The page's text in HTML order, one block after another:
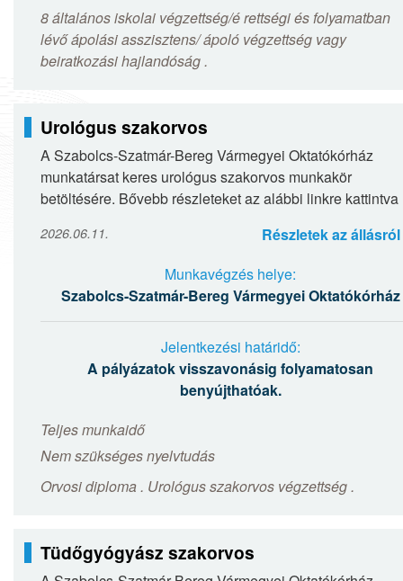
8 általános iskolai végzettség/é rettségi és folyamatban
lévő ápolási asszisztens/ ápoló végzettség vagy
beiratkozási hajlandóság .
Urológus szakorvos
A Szabolcs-Szatmár-Bereg Vármegyei Oktatókórház
munkatársat keres urológus szakorvos munkakör
betöltésére. Bővebb részleteket az alábbi linkre kattintva
2026.06.11.
Részletek az állásról
Munkavégzés helye:
Szabolcs-Szatmár-Bereg Vármegyei Oktatókórház
Jelentkezési határidő:
A pályázatok visszavonásig folyamatosan
benyújthatóak.
Teljes munkaidő
Nem szükséges nyelvtudás
Orvosi diploma . Urológus szakorvos végzettség .
Tüdőgyógyász szakorvos